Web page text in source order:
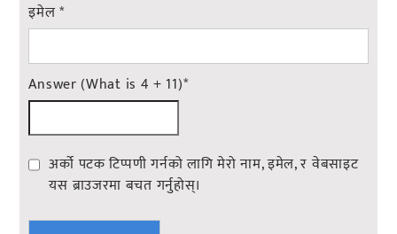
इमेल*
Answer (What is 4 + 11)*
अर्को पटक टिप्पणी गर्नको लागि मेरो नाम, इमेल, र वेबसाइट
यस ब्राउजरमा बचत गर्नुहोस्।